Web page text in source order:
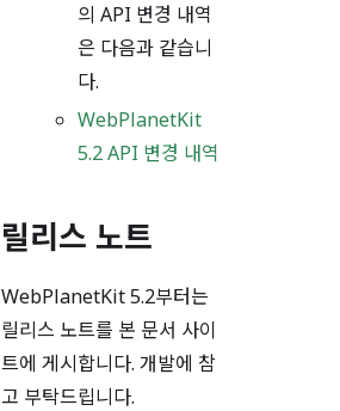
의 API 변경 내역
은 다음과 같습니
다.
WebPlanetKit
5.2 API 변경 내역
릴리스 노트
WebPlanetKit 5.2부터는
릴리스 노트를 본 문서 사이
트에 게시합니다. 개발에 참
고 부탁드립니다.